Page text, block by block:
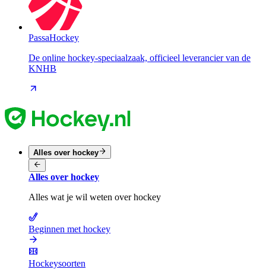
PassaHockey
De online hockey-speciaalzaak, officieel leverancier van de
KNHB
Alles over hockey
Alles over hockey
Alles wat je wil weten over hockey
Beginnen met hockey
Hockeysoorten